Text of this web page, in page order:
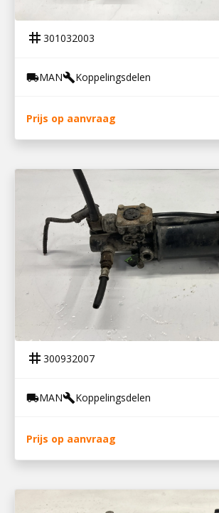
KOPPELINGSCILINDER
tag 301032003
local_shippingMANbuildKoppelingsdelen
Prijs op aanvraag
300932007
KOPPELINGSBEKRACHTIGER
tag 300932007
local_shippingMANbuildKoppelingsdelen
Prijs op aanvraag